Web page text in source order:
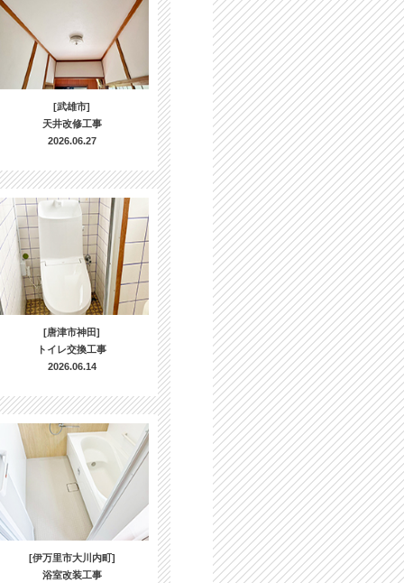
[武雄市]
天井改修工事
2026.06.27
[唐津市神田]
トイレ交換工事
2026.06.14
[伊万里市大川内町]
浴室改装工事